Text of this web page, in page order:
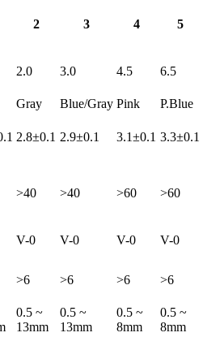
2 3 4 5
2.0 3.0 4.5 6.5
Gray Blue/Gray Pink P.Blue
2.8±0.1 2.9±0.1 3.1±0.1 3.3±0.1
>40 >40 >60 >60
V-0 V-0 V-0 V-0
>6 >6 >6 >6
0.5 ~
13mm
0.5 ~
13mm
0.5 ~
8mm
0.5 ~
8mm